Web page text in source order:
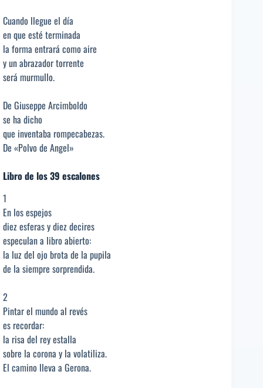
Cuando llegue el día
en que esté terminada
la forma entrará como aire
y un abrazador torrente
será murmullo.
De Giuseppe Arcimboldo
se ha dicho
que inventaba rompecabezas.
De «Polvo de Angel»
Libro de los 39 escalones
1
En los espejos
diez esferas y diez decires
especulan a libro abierto:
la luz del ojo brota de la pupila
de la siempre sorprendida.
2
Pintar el mundo al revés
es recordar:
la risa del rey estalla
sobre la corona y la volatiliza.
El camino lleva a Gerona.